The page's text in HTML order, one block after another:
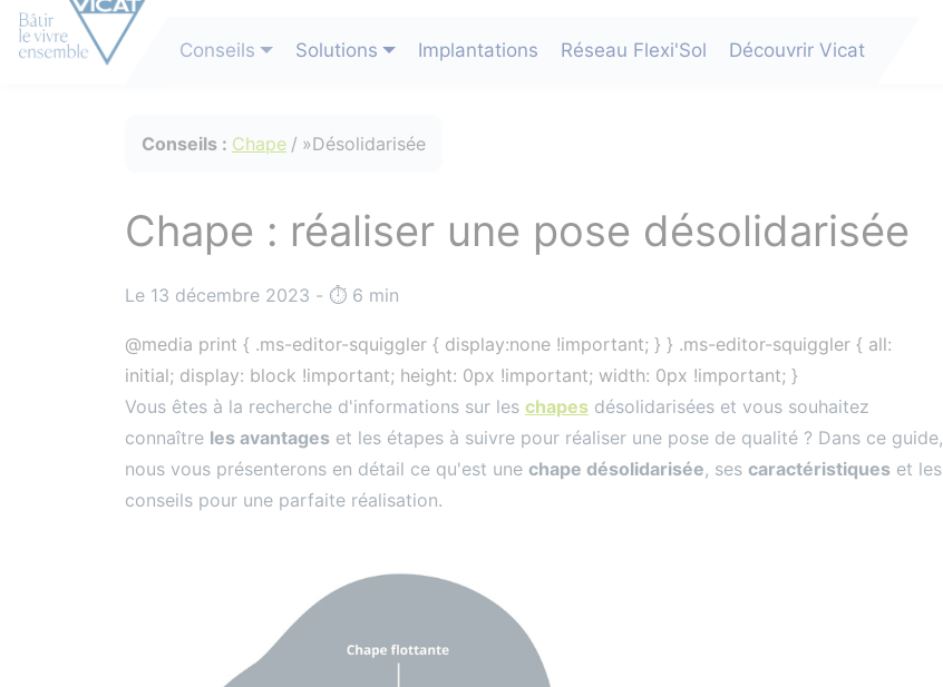
Conseils Solutions Implantations Réseau Flexi'Sol Découvrir Vicat
Conseils : Chape Désolidarisée
Chape : réaliser une pose désolidarisée
Le 13 décembre 2023 - ⏱️️ 6 min
@media print { .ms-editor-squiggler { display:none !important; } } .ms-editor-squiggler { all:
initial; display: block !important; height: 0px !important; width: 0px !important; }
Vous êtes à la recherche d'informations sur les chapes désolidarisées et vous souhaitez
connaître les avantages et les étapes à suivre pour réaliser une pose de qualité ? Dans ce guide,
nous vous présenterons en détail ce qu'est une chape désolidarisée, ses caractéristiques et les
conseils pour une parfaite réalisation.